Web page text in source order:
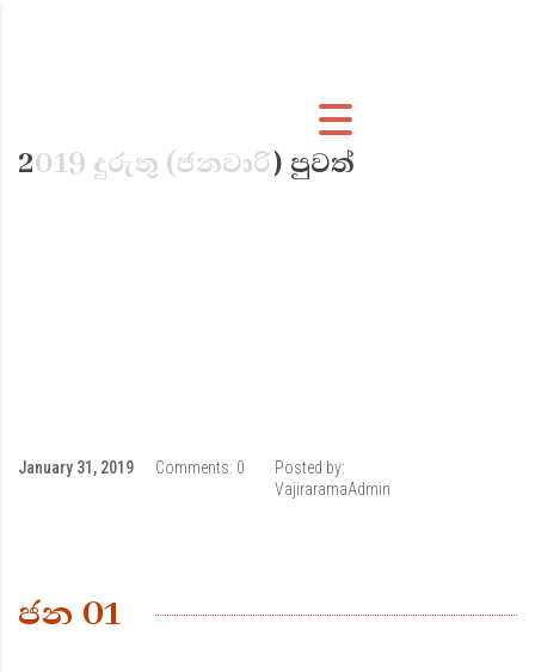
2019 දුරුතු (ජනවාරි) පුවත්
January 31, 2019 Comments: 0
Posted by:
VajiraramaAdmin
ජන 01